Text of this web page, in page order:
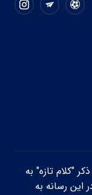
"کلام تازه" به
این رسانه به